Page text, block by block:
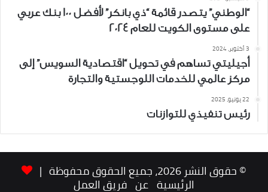
“الوطني” يتصدر قائمة “ذي بانكر” لأفضل 100 بنك عربي
على مستوى الكويت للعام 2024
3 أكتوبر، 2024
أجيليتي تساهم في تحويل “اقتصادية السويس” إلى
مركز عالمي للخدمات اللوجستية والتجارة
22 يونيو، 2025
رئيس تنفيذي للتوازنات
© حقوق النشر 2026، جميع الحقوق محفوظة |
الرئيسية عن فريق العمل